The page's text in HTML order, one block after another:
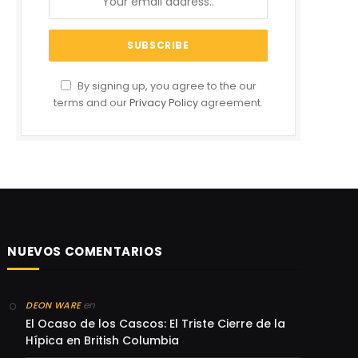
By signing up, you agree to the our
terms and ourPrivacy Policy agreement.
NUEVOS COMENTARIOS
DEON WAREen
El Ocaso de los Cascos: El Triste Cierre de la
Hípica en British Columbia